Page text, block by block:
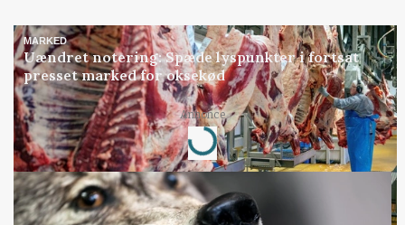
MARKED
Uændret notering: Spæde lyspunkter i fortsat
presset marked for oksekød
Annonce
Loading...